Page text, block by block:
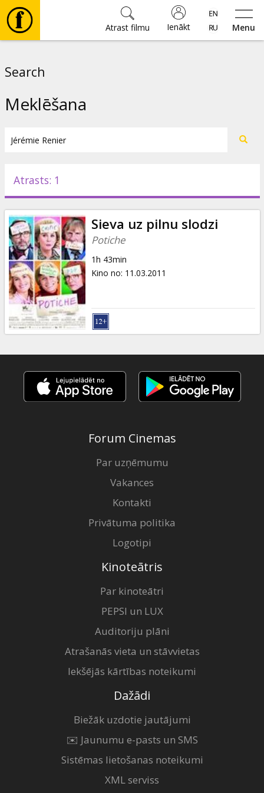
Menu
Ienākt
Atrast filmu
Pasākumi
Ziņas
Dāvanu
kartes
Uzkodas
B2B
Kino
Klubs
Search
Meklēšana
Atrasts: 1
Sieva uz pilnu slodzi
Potiche
1h 43min
Kino no: 11.03.2011
Forum Cinemas
Par uzņēmumu
Vakances
Kontakti
Privātuma politika
Logotipi
Kinoteātris
Par kinoteātri
PEPSI un LUX
Auditoriju plāni
Atrašanās vieta un stāvvietas
Iekšējās kārtības noteikumi
Dažādi
Biežāk uzdotie jautājumi
✉️ Jaunumu e-pasts un SMS
Sistēmas lietošanas noteikumi
XML serviss